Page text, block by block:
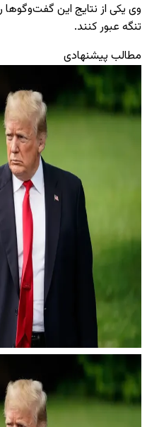
وی یکی از نتایج این
تنگه عبور کنند.
مطالب پیشنهادی